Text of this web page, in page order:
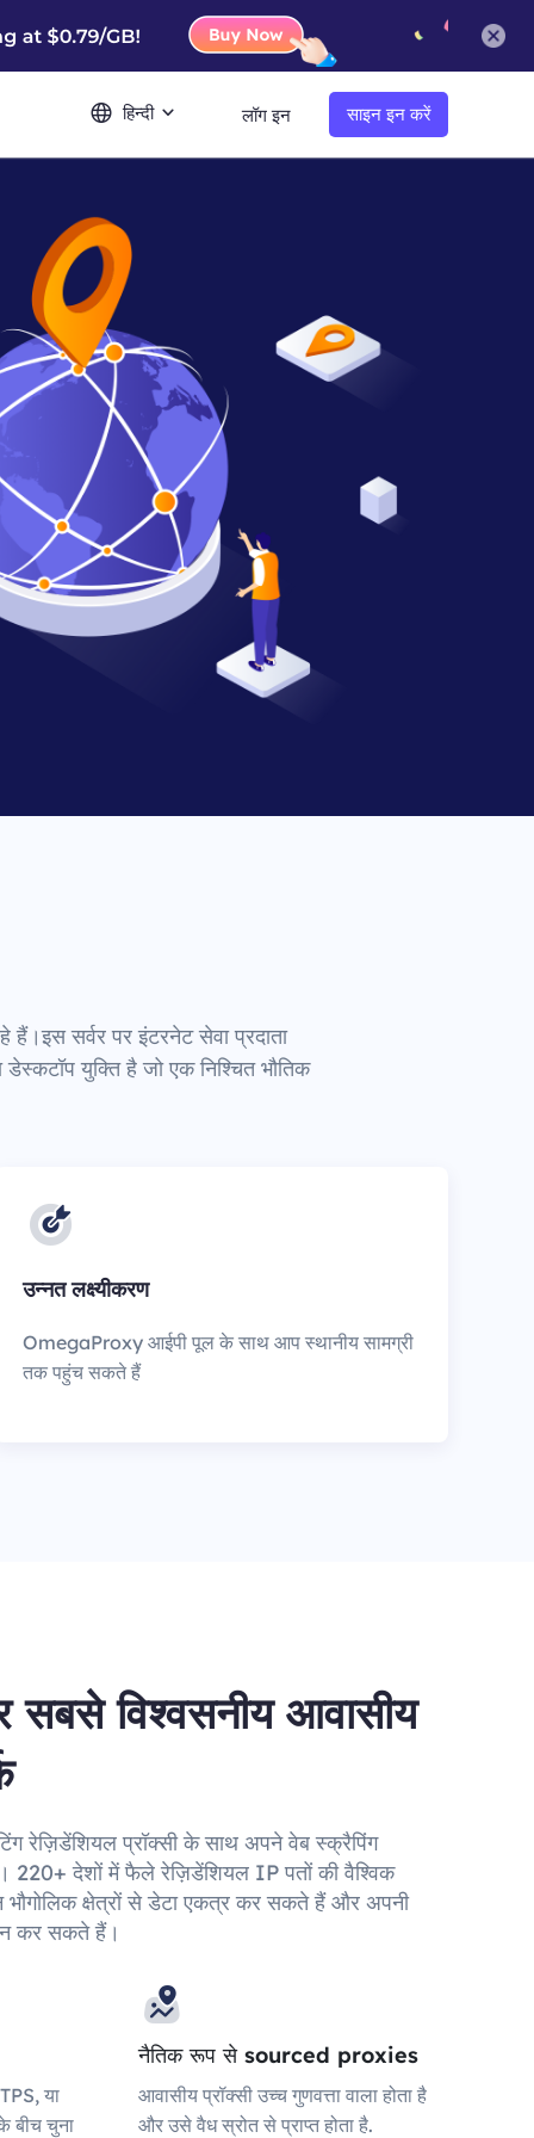
हिन्दी लॉग इन साइन इन करें
सर्वर पर इंटरनेट सेवा प्रदाता
युक्ति है जो एक निश्चित भौतिक
उन्नत लक्ष्यीकरण
OmegaProxy आईपी पूल के साथ आप स्थानीय सामग्री
तक पहुंच सकते हैं
विश्वसनीय आवासीय
रेज़िडेंशियल प्रॉक्सी के साथ अपने वेब स्क्रैपिंग
220+ देशों में फैले रेज़िडेंशियल IP पतों की वैश्विक
क्षेत्रों से डेटा एकत्र कर सकते हैं और अपनी
कर सकते हैं।
या
बीच चुना
नैतिक रूप से sourced proxies
आवासीय प्रॉक्सी उच्च गुणवत्ता वाला होता है
और उसे वैध स्रोत से प्राप्त होता है.